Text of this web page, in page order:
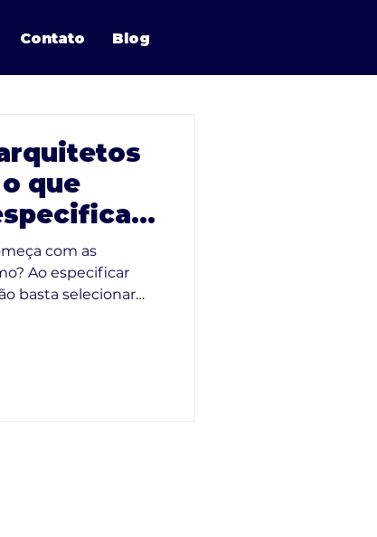
Contato Blog
que
com as
basta selecionar